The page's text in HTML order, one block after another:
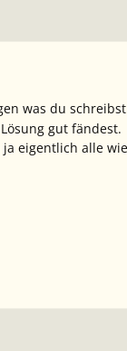
was du
gut fändest.
eigentlich alle